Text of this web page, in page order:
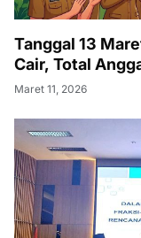
Tanggal 13
Cair, Total
Maret 11, 2026